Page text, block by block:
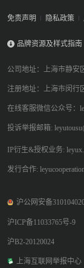
免责声明 隐私政策
品牌资源及样式指南
公司地址：上海市静安
注册地址：上海市闵行
在线客服微信公众号：
投诉举报邮箱:
IP衍生&授权业务:
发行合作:
沪公网安备
沪ICP备11033765号-9
沪B2-20120024
上海互联网举报中心